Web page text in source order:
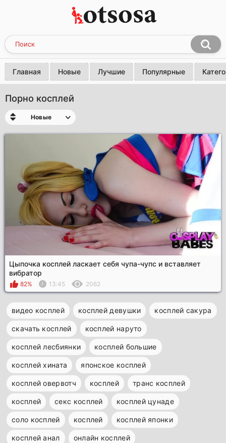
Главная Новые Лучшие Популярные
Порно косплей
Новые
Цыпочка косплей ласкает себя чупа-чупс и вставляет
вибратор
82% 13:45 2062
видео косплей косплей девушки косплей сакура
скачать косплей косплей наруто
косплей лесбиянки косплей большие
косплей хината японское косплей
косплей овервотч косплей транс косплей
косплей секс косплей косплей цунаде
соло косплей косплей косплей японки
косплей анал онлайн косплей